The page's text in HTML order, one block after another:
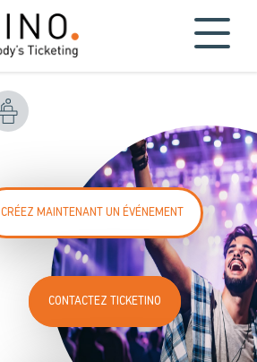
CRÉEZ MAINTENANT UN ÉVÉNEMENT
CONTACTEZ TICKETINO